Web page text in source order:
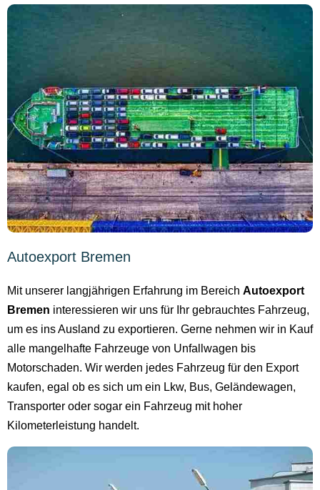
Autoexport Bremen
Mit unserer langjährigen Erfahrung im Bereich Autoexport
Bremen interessieren wir uns für Ihr gebrauchtes Fahrzeug,
um es ins Ausland zu exportieren. Gerne nehmen wir in Kauf
alle mangelhafte Fahrzeuge von Unfallwagen bis
Motorschaden. Wir werden jedes Fahrzeug für den Export
kaufen, egal ob es sich um ein Lkw, Bus, Geländewagen,
Transporter oder sogar ein Fahrzeug mit hoher
Kilometerleistung handelt.